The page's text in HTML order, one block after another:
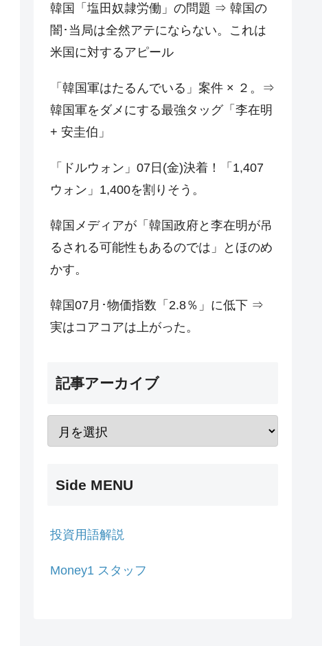
韓国「塩田奴隷労働」の問題 ⇒ 韓国の
闇･当局は全然アテにならない。これは
米国に対するアピール
「韓国軍はたるんでいる」案件 × ２。⇒
韓国軍をダメにする最強タッグ「李在明
+ 安圭伯」
「ドルウォン」07日(金)決着！「1,407
ウォン」1,400を割りそう。
韓国メディアが「韓国政府と李在明が吊
るされる可能性もあるのでは」とほのめ
かす。
韓国07月･物価指数「2.8％」に低下 ⇒
実はコアコアは上がった。
記事アーカイブ
Side MENU
投資用語解説
Money1 スタッフ